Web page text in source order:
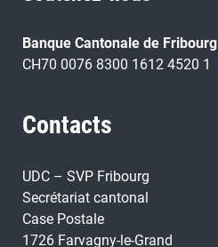
Banque Cantonale de Fribourg
CH70 0076 8300 1612 4520 1
Contacts
UDC – SVP Fribourg
Secrétariat cantonal
Case Postale
1726 Farvagny-le-Grand